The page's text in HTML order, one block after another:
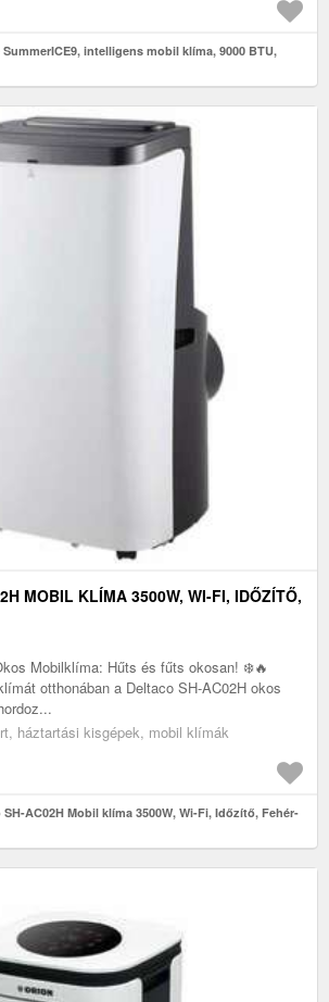
intelligens mobil klíma, 9000 BTU,
MOBIL KLÍMA 3500W, WI-FI, IDŐZÍTŐ,
Mobilklíma: Hűts és fűts okosan! ❄️🔥
otthonában a Deltaco SH-AC02H okos
háztartási kisgépek, mobil klímák
AC02H Mobil klíma 3500W, Wi-Fi, Időzítő, Fehér-